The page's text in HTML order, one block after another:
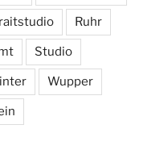
Ruhr
Studio
Wupper